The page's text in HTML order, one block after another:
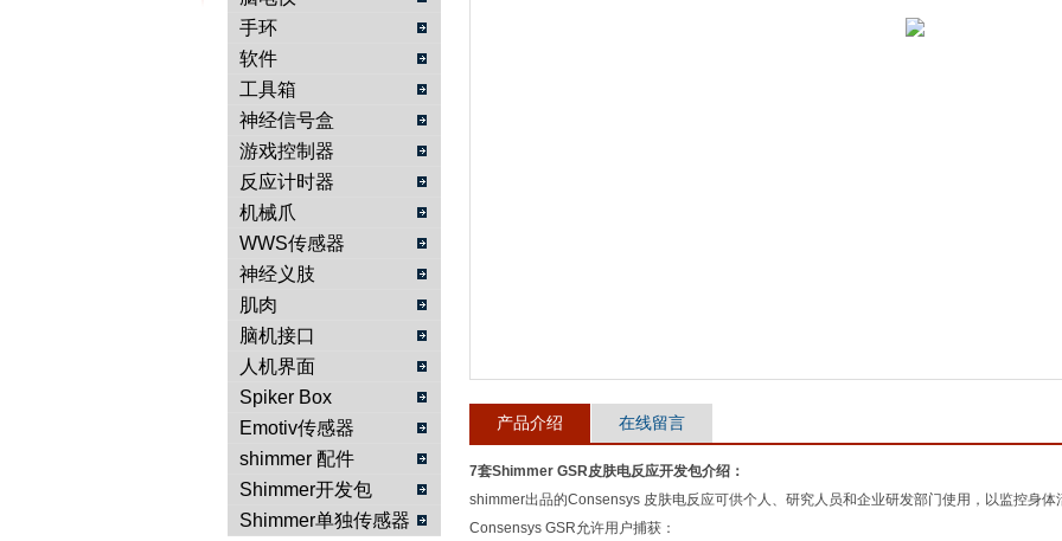
武汉提沃克科技有限公司
手环
软件
工具箱
神经信号盒
游戏控制器
反应计时器
机械爪
WWS传感器
神经义肢
肌肉
脑机接口
人机界面
Spiker Box
Emotiv传感器
shimmer 配件
Shimmer开发包
Shimmer单独传感器
产品介绍 在线留言
7套Shimmer GSR皮肤电反应开发包介绍：
shimmer出品的Consensys 皮肤电反应可供个人、研究人员和企业研发部门使用，以监控身体
Consensys GSR允许用户捕获：